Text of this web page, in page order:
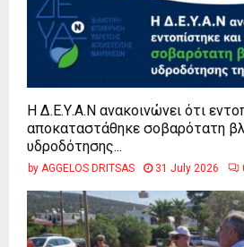
Η Δ.Ε.Υ.Α.Ν ανακοινώνει ότι
αποκαταστάθηκε σοβαρότατη
υδροδότησης...
by AGGELOS DRITSAS 31 July 2026